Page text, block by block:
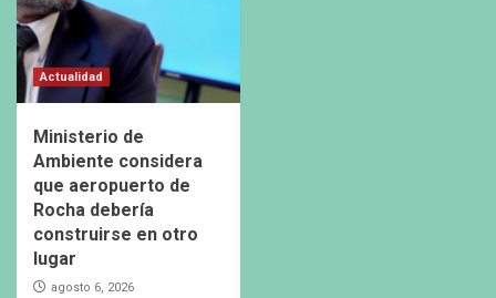
Actualidad
Ministerio de
Ambiente considera
que aeropuerto de
Rocha debería
construirse en otro
lugar
agosto 6, 2026